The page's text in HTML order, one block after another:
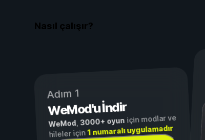
Nasıl çalışır?
Adım 1
WeMod'u İndir
WeMod,3000+ oyuniçin modlar ve
hileler için1 numaralı uygulamadır